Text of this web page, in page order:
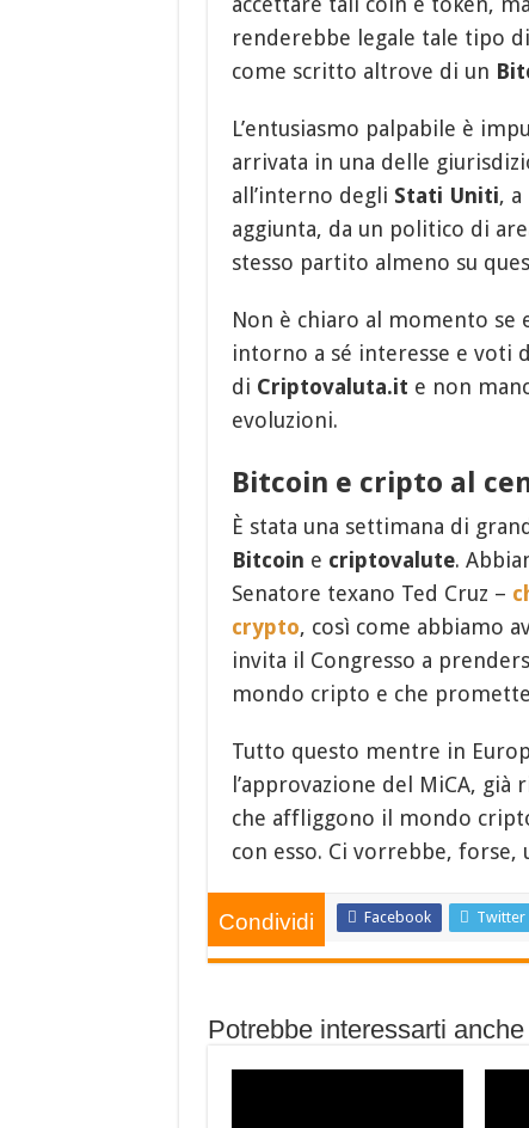
renderebbe legale tale tipo
come scritto altrove di un
L’entusiasmo palpabile è
arrivata in una delle
all’interno degli Stati Uniti, a
aggiunta, da un politico di
stesso partito almeno su
Non è chiaro al momento se
intorno a sé interesse e voti
di Criptovaluta.it e non
evoluzioni.
Bitcoin e cripto al
È stata una settimana di
Bitcoin e criptovalute.
Senatore texano Ted Cruz –
crypto, così come abbiamo
invita il Congresso a
mondo cripto e che
Tutto questo mentre in
l’approvazione del MiCA,
che affliggono il mondo
con esso. Ci vorrebbe, forse,
Condividi Facebook Twitter
Potrebbe interessarti anche